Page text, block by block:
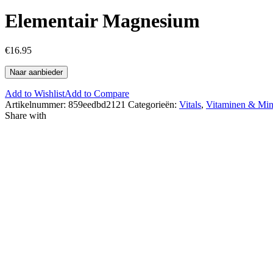
Elementair Magnesium
€16.95
Naar aanbieder
Add to WishlistAdd to Compare
Artikelnummer: 859eedbd2121 Categorieën: Vitals, Vitaminen &
Share with